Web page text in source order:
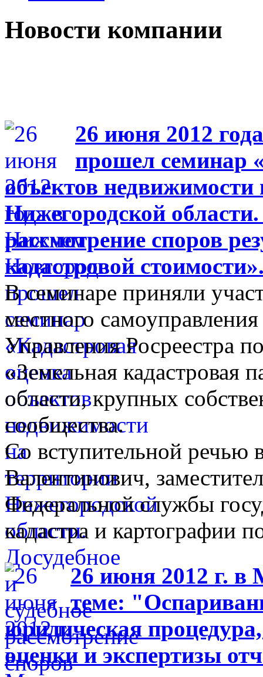
Новости компании
26 июня 2012
прошел семинар
объектов недвижимости
Нижегородской области.
рассмотрение споров
кадастровой
В семинаре приняли
местного
Управления Росреестра
«Земельная кадастровая
области, крупных
сообщества.
Со вступительной речью
Валентинович,
Федеральной службы
кадастра и картографии
26 июня 2012 г. в
теме:
юридическая
оценки и экспертизы